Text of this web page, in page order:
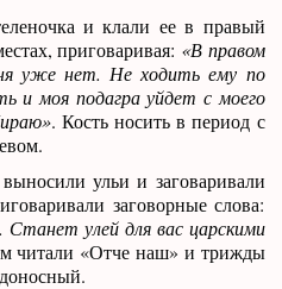
и клали ее в правый
приговаривая: «В правом
уже нет. Не ходить ему по
и моя подагра уйдет с моего
. Кость носить в период с
ульи и заговаривали
заговорные слова:
улей для вас царскими
читали «Отче наш» и трижды